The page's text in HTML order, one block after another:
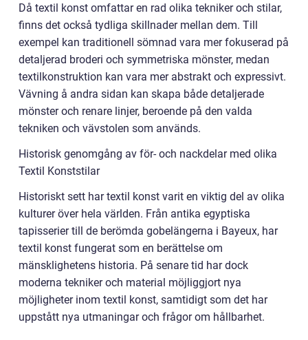
Då textil konst omfattar en rad olika tekniker och stilar,
finns det också tydliga skillnader mellan dem. Till
exempel kan traditionell sömnad vara mer fokuserad på
detaljerad broderi och symmetriska mönster, medan
textilkonstruktion kan vara mer abstrakt och expressivt.
Vävning å andra sidan kan skapa både detaljerade
mönster och renare linjer, beroende på den valda
tekniken och vävstolen som används.
Historisk genomgång av för- och nackdelar med olika
Textil Konststilar
Historiskt sett har textil konst varit en viktig del av olika
kulturer över hela världen. Från antika egyptiska
tapisserier till de berömda gobelängerna i Bayeux, har
textil konst fungerat som en berättelse om
mänsklighetens historia. På senare tid har dock
moderna tekniker och material möjliggjort nya
möjligheter inom textil konst, samtidigt som det har
uppstått nya utmaningar och frågor om hållbarhet.